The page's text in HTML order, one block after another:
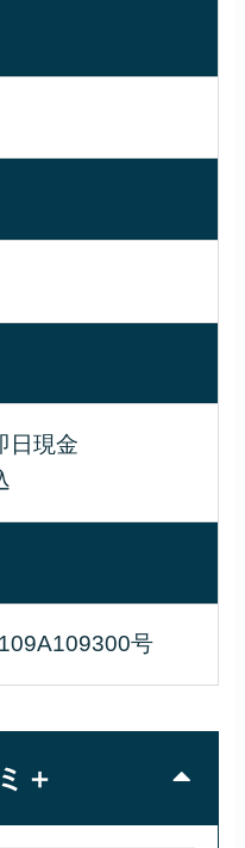
日現金
号
＋